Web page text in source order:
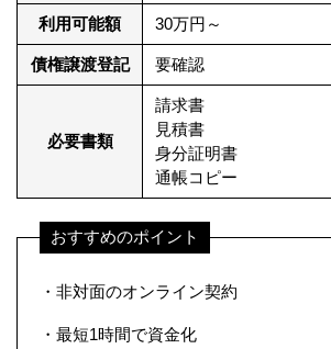
利用可能額 30万円～
債権譲渡登記 要確認
必要書類
請求書
見積書
身分証明書
通帳コピー
おすすめのポイント
・非対面のオンライン契約
・最短1時間で資金化